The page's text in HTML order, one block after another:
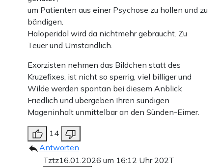
um Patienten aus einer Psychose zu hollen und zu
bändigen.
Haloperidol wird da nichtmehr gebraucht. Zu
Teuer und Umständlich.
Exorzisten nehmen das Bildchen statt des
Kruzefixes, ist nicht so sperrig, viel billiger und
Wilde werden spontan bei diesem Anblick
Friedlich und übergeben Ihren sündigen
Mageninhalt unmittelbar an den Sünden-Eimer.
14
Antworten
Tztz16.01.2026 um 16:12 Uhr 202T